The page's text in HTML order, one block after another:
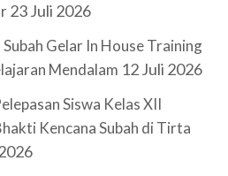
23 Juli 2026
Gelar In House Training
Mendalam 12 Juli 2026
Siswa Kelas XII
Kencana Subah di Tirta